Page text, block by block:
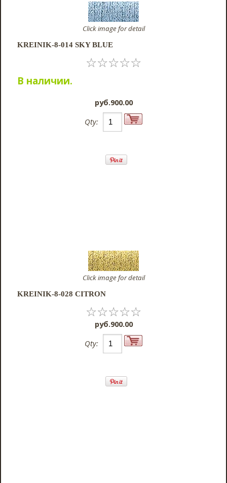
Click image for detail
KREINIK-8-014 SKY BLUE
☆☆☆☆☆
В наличии.
pyб.900.00
Qty:
Click image for detail
KREINIK-8-028 CITRON
☆☆☆☆☆
pyб.900.00
Qty: